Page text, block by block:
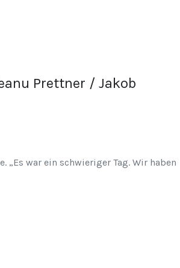
Prettner / Jakob
„Es war ein schwieriger Tag. Wir haben